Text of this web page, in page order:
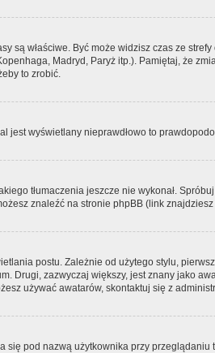
są właściwe. Być może widzisz czas ze
Madryd, Paryż itp.). Pamiętaj, że
to zrobić.
wyświetlany nieprawdłowo to
tłumaczenia jeszcze nie wykonał.
znaleźć na stronie phpBB (link
postu. Zależnie od użytego stylu,
Drugi, zazwyczaj większy, jest znany jako
używać awatarów, skontaktuj się z
pod nazwą użytkownika przy